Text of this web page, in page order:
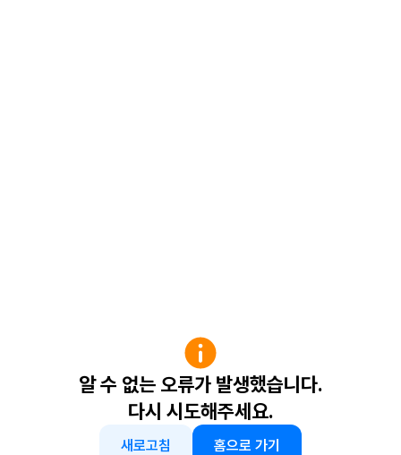
알 수 없는 오류가 발생했습니다.
다시 시도해주세요.
새로고침 홈으로 가기